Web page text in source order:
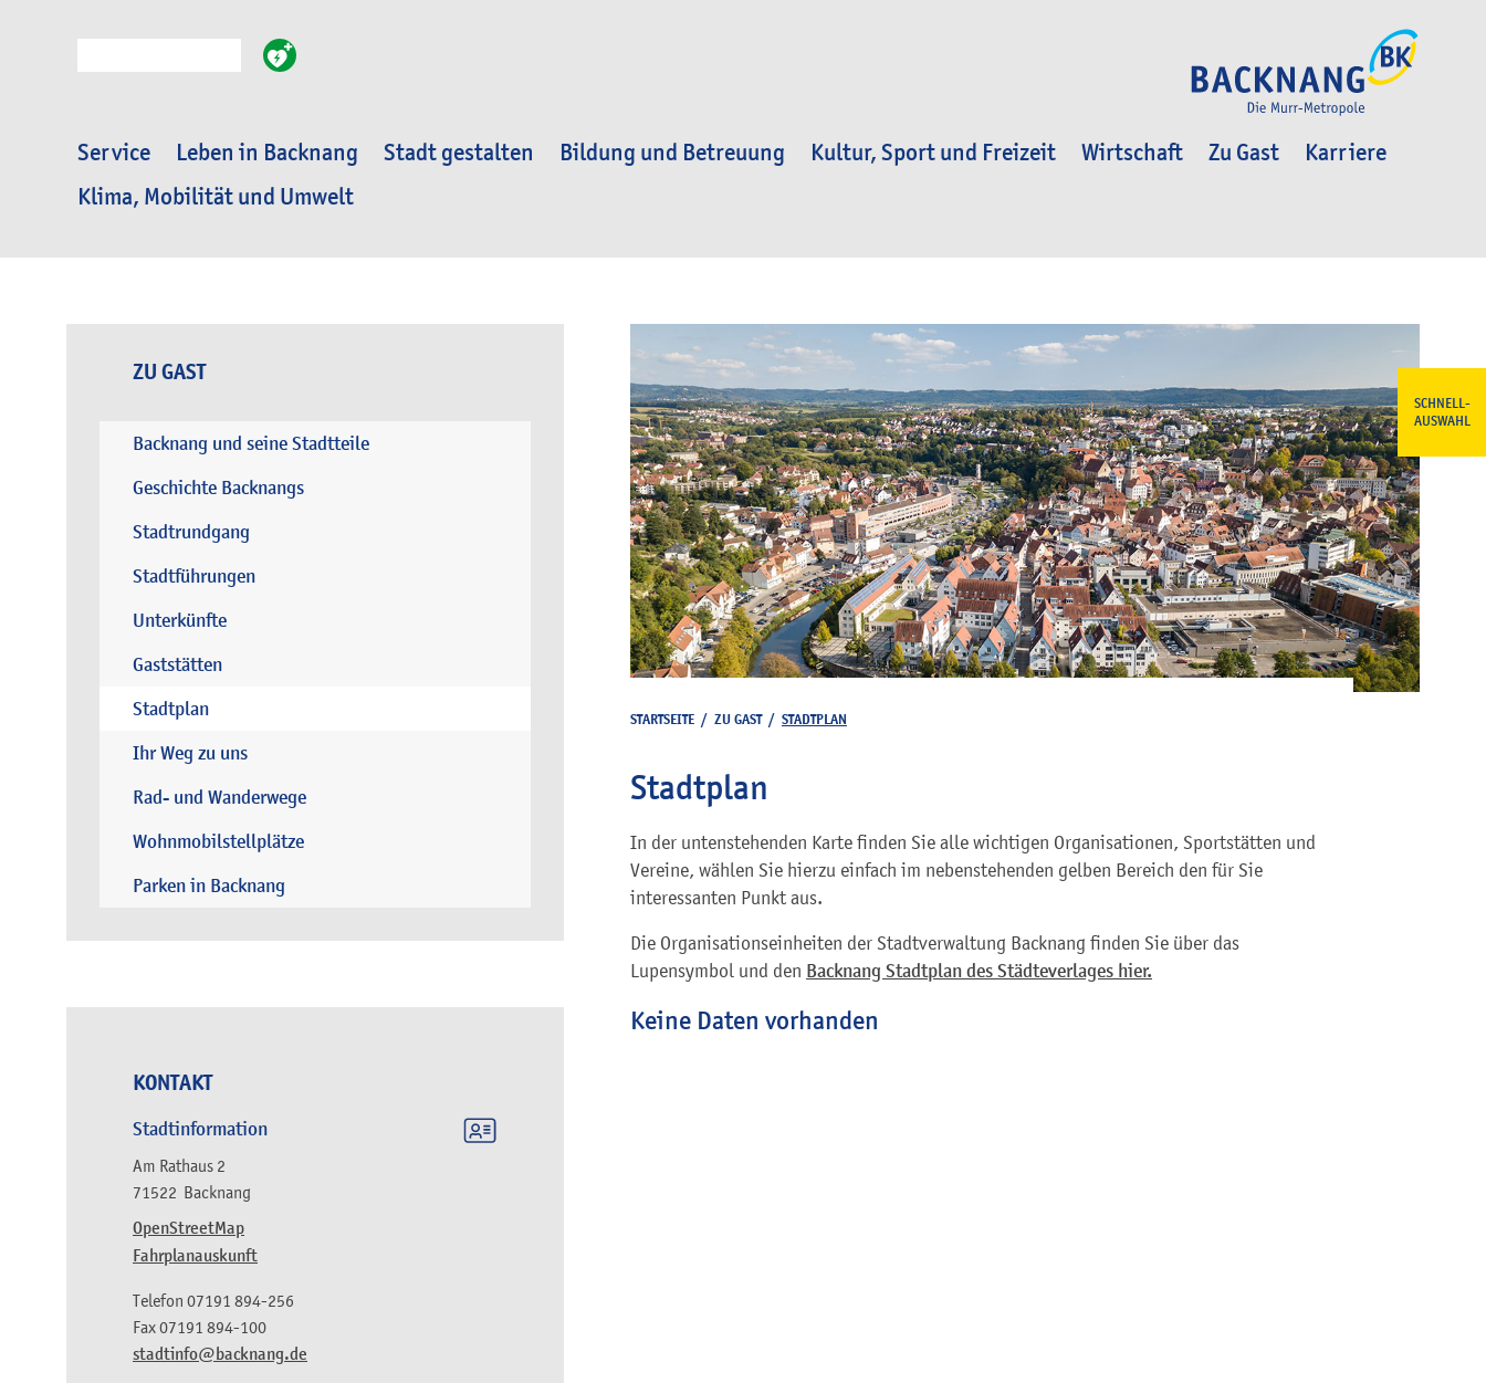
Service Leben in Backnang Stadt gestalten Bildung und Betreuung Kultur, Sport und Freizeit Wirtschaft Zu Gast
Karriere
Klima, Mobilität und Umwelt
SCHNELL-
AUSWAHL
ZU GAST
Backnang und seine Stadtteile
Geschichte Backnangs
Stadtrundgang
Stadtführungen
Unterkünfte
Gaststätten
Stadtplan
Ihr Weg zu uns
Rad- und Wanderwege
Wohnmobilstellplätze
Parken in Backnang
KONTAKT
Stadtinformation
Am Rathaus 2
71522 Backnang
OpenStreetMap
Fahrplanauskunft
stadtinfo@backnang.de
Telefon 07191 894-256
Fax07191 894-100
STARTSEITE / ZU GAST/ STADTPLAN
Stadtplan
In der untenstehenden Karte finden Sie alle wichtigen Organisationen, Sportstätten und
Vereine, wählen Sie hierzu einfach im nebenstehenden gelben Bereich den für Sie
interessanten Punkt aus.
Die Organisationseinheiten der Stadtverwaltung Backnang finden Sie über das
Lupensymbol und den Backnang Stadtplan des Städteverlages hier.
Keine Daten vorhanden